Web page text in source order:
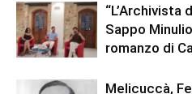
“L’Archivista
Sappo
romanzo di
Melicuccà,